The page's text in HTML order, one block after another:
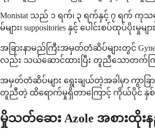
Monistat သည် ၁ ရက်၊ ၃ ရက်နှင့် ၇ ရက် ကုသ
မ်များ၊ suppositories နှင့် ပေါင်းစပ်ထုပ်ပိုး
အခြားနာမည်ကြီးအမှတ်တံဆိပ်များတွင် Gyne-
လည်း သယ်ဆောင်ထားပြီး တူညီသောတက်ကြွသ
အမှတ်တံဆိပ်များ ရွေးချယ်တဲ့အခါမှာ ကွာ
တူညီတဲ့ ထိရောက်မှုရှိတာကြောင့် ကိုယ်ပိုင် နှစ်
မှိုသတ်ဆေး Azole အစားထိုးန